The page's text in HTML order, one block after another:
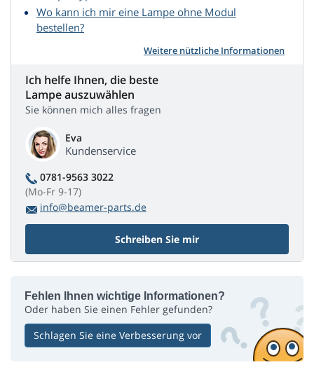
Wo kann ich mir eine Lampe ohne Modul
bestellen?
Weitere nützliche Informationen
Ich helfe Ihnen, die beste
Lampe auszuwählen
Sie können mich alles fragen
Eva
Kundenservice
0781-9563 3022
(Mo-Fr 9-17)
info@beamer-parts.de
Schreiben Sie mir
Fehlen Ihnen wichtige Informationen?
Oder haben Sie einen Fehler gefunden?
Schlagen Sie eine Verbesserung vor